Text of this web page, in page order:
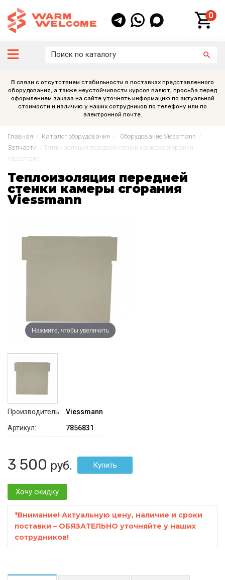
0
В связи с отсутствием стабильности в поставках представленного
оборудования, а также неустойчивости курсов валют, просьба перед
оформлением заказа на сайте уточнять информацию по актуальной
стоимости и наличию у наших сотрудников по телефону или по
электронной почте.
Главная Каталог оборудования Оборудование Viessmann
Запчасти
Теплоизоляция передней стенки камеры сгорания
Viessmann
Теплоизоляция передней
стенки камеры сгорания
Viessmann
Нажмите, чтобы увеличить
Производитель:
Viessmann
Артикул:
7856831
3 500 руб.
Хочу скидку
*Внимание! Актуальную цену, наличие и сроки
поставки – ОБЯЗАТЕЛЬНО уточняйте у наших
сотрудников!